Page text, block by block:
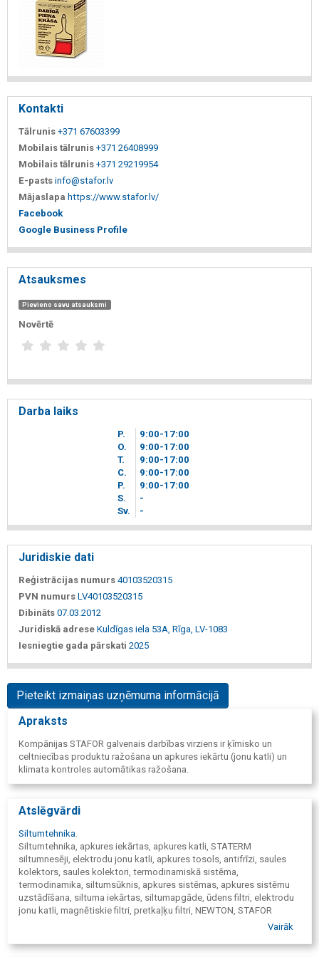
Kontakti
Tālrunis +371 67603399
Mobilais tālrunis +371 26408999
Mobilais tālrunis +371 29219954
E-pasts info@stafor.lv
Mājaslapa https://www.stafor.lv/
Facebook
Google Business Profile
Atsauksmes
Pievieno savu atsauksmi
Novērtē
Darba laiks
P. 9 00-17 00
O.
9 00-17 00
T.
9 00-17 00
C.
9 00-17 00
P.
9 00-17 00
S.
-
Sv.
-
Juridiskie dati
Reģistrācijas numurs 40103520315
PVN numurs LV40103520315
Dibināts 07.03.2012
Juridiskā adrese Kuldīgas iela 53A, Rīga, LV-1083
Iesniegtie gada pārskati 2025
Pieteikt izmaiņas uzņēmuma informācijā
Apraksts
Kompānijas STAFOR galvenais darbības virziens ir ķīmisko un
celtniecības produktu ražošana un apkures iekārtu (jonu katli) un
klimata kontroles automātikas ražošana.
Atslēgvārdi
Siltumtehnika
Siltumtehnika, apkures iekārtas, apkures katli, STATERM
siltumnesēji, elektrodu jonu katli, apkures tosols, antifrīzi, saules
kolektors, saules kolektori, termodinamiskā sistēma,
termodinamika, siltumsūknis, apkures sistēmas, apkures sistēmu
uzstādīšana, siltuma iekārtas, siltumapgāde, ūdens filtri, elektrodu
jonu katli, magnētiskie filtri, pretkaļķu filtri, NEWTON, STAFOR
COMBI, karstā ūdens boileris, siltumnesēji, apkures šķidrumi,
degviela, krāsas, grunts, špakteļmasa, špakteļmasa fasādēm, līme,
Vairāk